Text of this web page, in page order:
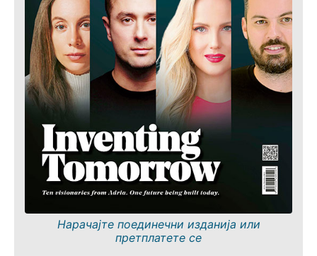
Нарачајте поединечни изданија или
претплатете се